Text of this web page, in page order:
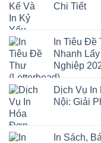
Chi Tiết
In Tiêu Đề
Nhanh
Nghiệp
Dịch Vụ
Nội: Giải
In Sách,